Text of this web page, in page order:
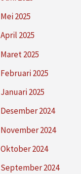
Mei 2025
April 2025
Maret 2025
Februari 2025
Januari 2025
Desember 2024
November 2024
Oktober 2024
September 2024